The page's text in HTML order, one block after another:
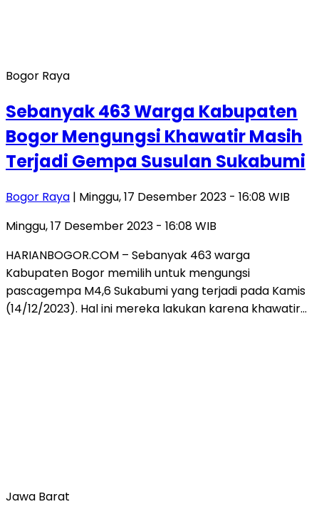
Bogor Raya
Sebanyak 463 Warga Kabupaten
Bogor Mengungsi Khawatir Masih
Terjadi Gempa Susulan Sukabumi
Bogor Raya | Minggu, 17 Desember 2023 - 16:08 WIB
Minggu, 17 Desember 2023 - 16:08 WIB
HARIANBOGOR.COM – Sebanyak 463 warga
Kabupaten Bogor memilih untuk mengungsi
pascagempa M4,6 Sukabumi yang terjadi pada Kamis
(14/12/2023). Hal ini mereka lakukan karena khawatir…
Jawa Barat